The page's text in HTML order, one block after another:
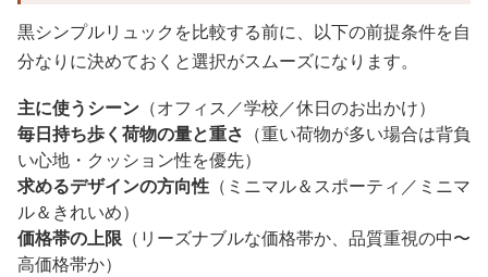
黒シンプルリュックを比較する前に、以下の前提条件を自
分なりに決めておくと選択がスムーズになります。
主に使うシーン （オフィス／学校／休日のお出かけ）
毎日持ち歩く荷物の量と重さ （重い荷物が多い場合は背負
い心地・クッション性を優先）
求めるデザインの方向性 （ミニマル＆スポーティ／ミニマ
ル＆きれいめ）
価格帯の上限 （リーズナブルな価格帯か、品質重視の中〜
高価格帯か）